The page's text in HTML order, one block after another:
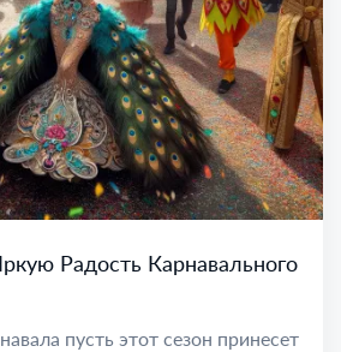
Радость Карнавального
пусть этот сезон принесет